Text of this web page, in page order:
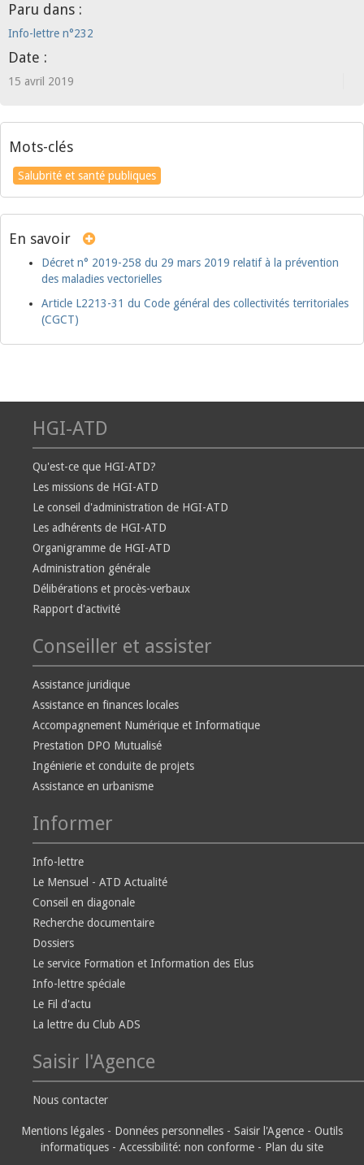
Paru dans :
Info-lettre n°232
Date :
15 avril 2019
Mots-clés
Salubrité et santé publiques
En savoir
Décret n° 2019-258 du 29 mars 2019 relatif à la prévention
des maladies vectorielles
Article L2213-31 du Code général des collectivités territoriales
(CGCT)
HGI-ATD
Qu'est-ce que HGI-ATD?
Les missions de HGI-ATD
Le conseil d'administration de HGI-ATD
Les adhérents de HGI-ATD
Organigramme de HGI-ATD
Administration générale
Délibérations et procès-verbaux
Rapport d'activité
Conseiller et assister
Assistance juridique
Assistance en finances locales
Accompagnement Numérique et Informatique
Prestation DPO Mutualisé
Ingénierie et conduite de projets
Assistance en urbanisme
Informer
Info-lettre
Le Mensuel - ATD Actualité
Conseil en diagonale
Recherche documentaire
Dossiers
Le service Formation et Information des Elus
Info-lettre spéciale
Le Fil d'actu
La lettre du Club ADS
Saisir l'Agence
Nous contacter
Mentions légales - Données personnelles - Saisir l'Agence - Outils
informatiques - Accessibilité: non conforme - Plan du site